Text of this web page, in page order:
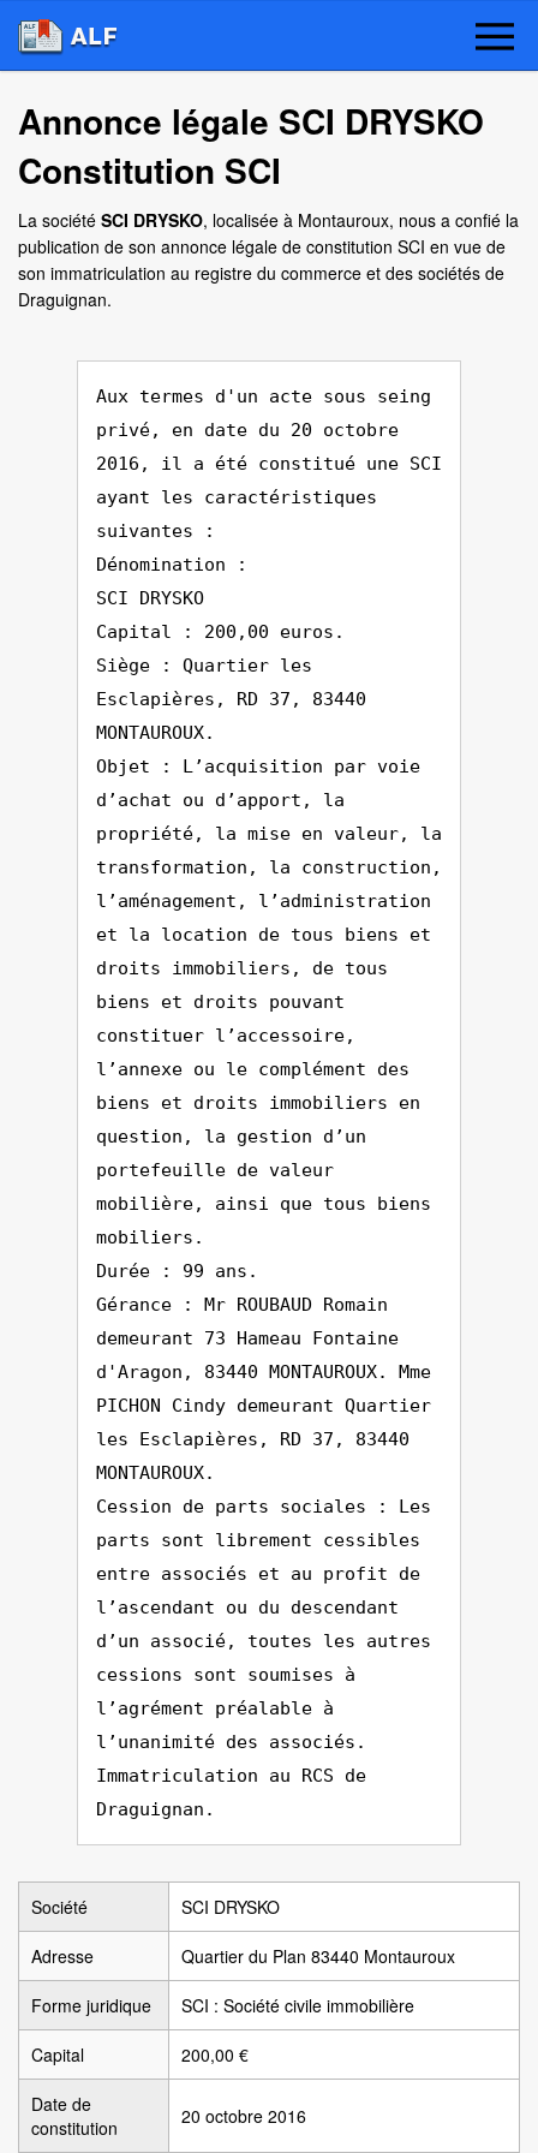
Annonce légale SCI DRYSKO
Constitution SCI
La société SCI DRYSKO, localisée à Montauroux, nous a confié la
publication de son annonce légale de constitution SCI en vue de
son immatriculation au registre du commerce et des sociétés de
Draguignan.
Aux termes d'un acte sous seing
privé, en date du 20 octobre
2016, il a été constitué une SCI
ayant les caractéristiques
suivantes :
Dénomination :
SCI DRYSKO
Capital : 200,00 euros.
Siège : Quartier les
Esclapières, RD 37, 83440
MONTAUROUX.
Objet : L’acquisition par voie
d’achat ou d’apport, la
propriété, la mise en valeur, la
transformation, la construction,
l’aménagement, l’administration
et la location de tous biens et
droits immobiliers, de tous
biens et droits pouvant
constituer l’accessoire,
l’annexe ou le complément des
biens et droits immobiliers en
question, la gestion d’un
portefeuille de valeur
mobilière, ainsi que tous biens
mobiliers.
Durée : 99 ans.
Gérance : Mr ROUBAUD Romain
demeurant 73 Hameau Fontaine
d'Aragon, 83440 MONTAUROUX. Mme
PICHON Cindy demeurant Quartier
les Esclapières, RD 37, 83440
MONTAUROUX.
Cession de parts sociales : Les
parts sont librement cessibles
entre associés et au profit de
l’ascendant ou du descendant
d’un associé, toutes les autres
cessions sont soumises à
l’agrément préalable à
l’unanimité des associés.
Immatriculation au RCS de
Draguignan.
Société SCI DRYSKO
Adresse Quartier du Plan 83440 Montauroux
Forme juridique SCI : Société civile immobilière
Capital 200,00 €
Date de
constitution
20 octobre 2016